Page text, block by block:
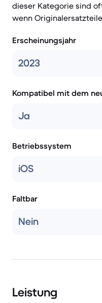
dieser Kategorie sind
wenn
Erscheinungsjahr
2023
Kompatibel mit dem
Ja
Betriebssystem
iOS
Faltbar
Nein
Leistung